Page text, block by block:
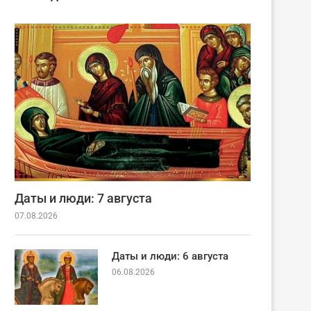
Даты и люди: 7 августа
07.08.2026
Даты и люди: 6 августа
06.08.2026